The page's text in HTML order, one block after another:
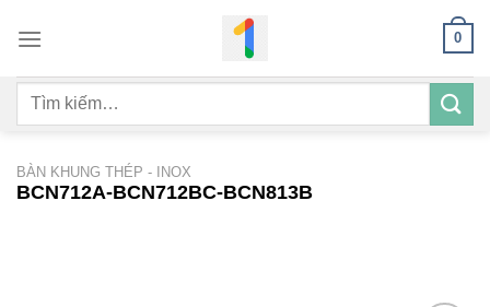
qua
dung
0
Tìm
BÀN KHUNG THÉP - INOX
BCN712A-BCN712BC-BCN813B